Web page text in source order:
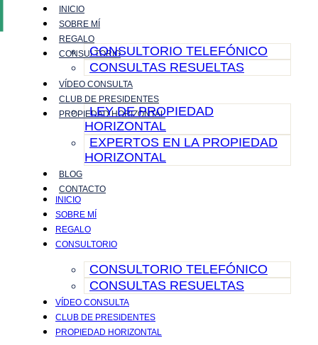
contenido
INICIO
SOBRE MÍ
REGALO
CONSULTORIOCONSULTORIO TELEFÓNICO
CONSULTAS RESUELTAS
VÍDEO CONSULTA
CLUB DE PRESIDENTES
PROPIEDAD HORIZONTAL
LEY DE PROPIEDAD
HORIZONTAL
EXPERTOS EN LA PROPIEDAD
HORIZONTAL
BLOG
CONTACTO
INICIO
SOBRE MÍ
REGALO
CONSULTORIO
CONSULTORIO TELEFÓNICO
CONSULTAS RESUELTAS
VÍDEO CONSULTA
CLUB DE PRESIDENTES
PROPIEDAD HORIZONTAL